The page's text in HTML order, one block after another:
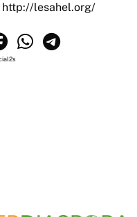
http://lesahel.org/